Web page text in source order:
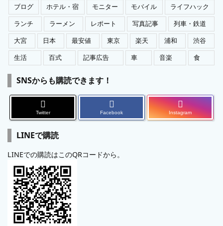
ブログ
ホテル・宿 モニター モバイル
ライフハック
ランチ
ラーメン レポート 写真記事
列車・鉄道
大宮
日本 最安値 東京 楽天 浦和
渋谷
生活
百式 記事広告 車 音楽 食
SNSからも購読できます！
Twitter Facebook Instagram
LINEで購読
LINEでの購読はこのQRコードから。